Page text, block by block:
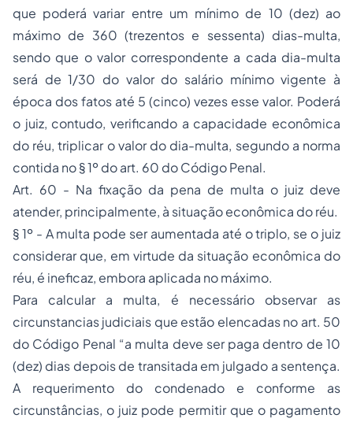
que poderá variar entre um mínimo de 10 (dez) ao
máximo de 360 (trezentos e sessenta) dias-multa,
sendo que o valor correspondente a cada dia-multa
será de 1/30 do valor do salário mínimo vigente à
época dos fatos até 5 (cinco) vezes esse valor. Poderá
o juiz, contudo, verificando a capacidade econômica
do réu, triplicar o valor do dia-multa, segundo a norma
contida no § 1º do art. 60 do Código Penal.
Art. 60 - Na fixação da pena de multa o juiz deve
atender, principalmente, à situação econômica do réu.
§ 1º - A multa pode ser aumentada até o triplo, se o juiz
considerar que, em virtude da situação econômica do
réu, é ineficaz, embora aplicada no máximo.
Para calcular a multa, é necessário observar as
circunstancias judiciais que estão elencadas no art. 50
do Código Penal “a multa deve ser paga dentro de 10
(dez) dias depois de transitada em julgado a sentença.
A requerimento do condenado e conforme as
circunstâncias, o juiz pode permitir que o pagamento